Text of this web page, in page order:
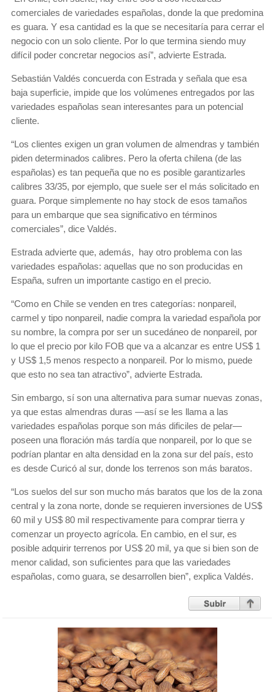
comerciales de variedades españolas, donde la que predomina
es guara. Y esa cantidad es la que se necesitaría para cerrar el
negocio con un solo cliente. Por lo que termina siendo muy
difícil poder concretar negocios así”, advierte Estrada.
Sebastián Valdés concuerda con Estrada y señala que esa
baja superficie, impide que los volúmenes entregados por las
variedades españolas sean interesantes para un potencial
cliente.
“Los clientes exigen un gran volumen de almendras y también
piden determinados calibres. Pero la oferta chilena (de las
españolas) es tan pequeña que no es posible garantizarles
calibres 33/35, por ejemplo, que suele ser el más solicitado en
guara. Porque simplemente no hay stock de esos tamaños
para un embarque que sea significativo en términos
comerciales”, dice Valdés.
Estrada advierte que, además, hay otro problema con las
variedades españolas: aquellas que no son producidas en
España, sufren un importante castigo en el precio.
“Como en Chile se venden en tres categorías: nonpareil,
carmel y tipo nonpareil, nadie compra la variedad española por
su nombre, la compra por ser un sucedáneo de nonpareil, por
lo que el precio por kilo FOB que va a alcanzar es entre US$ 1
y US$ 1,5 menos respecto a nonpareil. Por lo mismo, puede
que esto no sea tan atractivo”, advierte Estrada.
Sin embargo, sí son una alternativa para sumar nuevas zonas,
ya que estas almendras duras —así se les llama a las
variedades españolas porque son más dificiles de pelar—
poseen una floración más tardía que nonpareil, por lo que se
podrían plantar en alta densidad en la zona sur del país, esto
es desde Curicó al sur, donde los terrenos son más baratos.
“Los suelos del sur son mucho más baratos que los de la zona
central y la zona norte, donde se requieren inversiones de US$
60 mil y US$ 80 mil respectivamente para comprar tierra y
comenzar un proyecto agrícola. En cambio, en el sur, es
posible adquirir terrenos por US$ 20 mil, ya que si bien son de
menor calidad, son suficientes para que las variedades
españolas, como guara, se desarrollen bien”, explica Valdés.